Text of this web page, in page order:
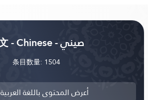
中文 - Chinese - صيني
条目数量: 1504
أعرض المحتوى باللغة العربية